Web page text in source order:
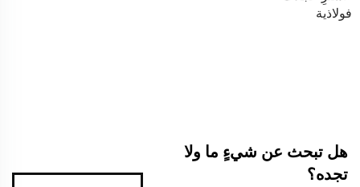
فولاذية
هل تبحث عن شيءٍ ما ولا
تجده؟